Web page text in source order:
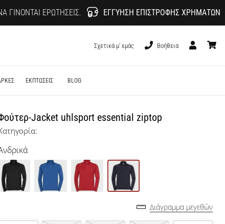
ΓΊΝΟΝΤΑΙ ΕΡΩΤΉΣΕΙΣ. ΕΓΓΎΗΣΗ ΕΠΙΣΤΡΟΦΉΣ ΧΡΗΜΆΤΩΝ
Σχετικά μ' εμάς
Βοήθεια
ΕΚΠΤΩΣΕΙΣ BLOG
Jacket uhlsport essential ziptop
Διάγραμμα μεγεθών